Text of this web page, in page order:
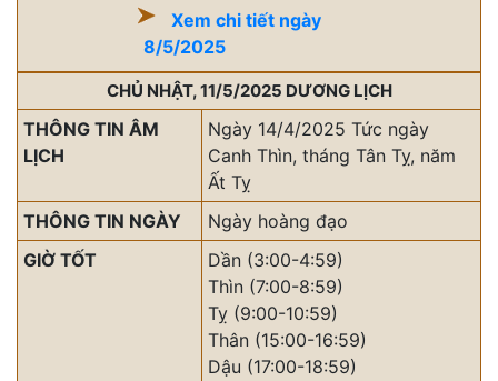
Xem chi tiết ngày
8/5/2025
CHỦ NHẬT, 11/5/2025 DƯƠNG LỊCH
THÔNG TIN ÂM
LỊCH
Ngày 14/4/2025 Tức ngày
Canh Thìn, tháng Tân Tỵ, năm
Ất Tỵ
THÔNG TIN NGÀY
Ngày hoàng đạo
GIỜ TỐT
Dần (3:00-4:59)
Thìn (7:00-8:59)
Tỵ (9:00-10:59)
Thân (15:00-16:59)
Dậu (17:00-18:59)